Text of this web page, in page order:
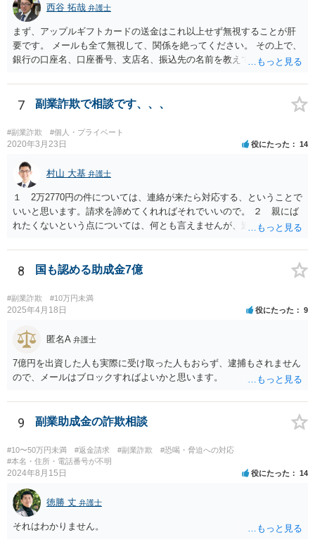
西谷 拓哉 弁護士
まず、アップルギフトカードの送金はこれ以上せず無視することが肝
要です。 メールも全て無視して、関係を絶ってください。 その上で、
銀行の口座名、口座番号、支店名、振込先の名前を教えてしまってい
はありません。 そのため、現時点でとくに、詳細不明の入金がないこ
となどが確認できるのであれば、念のため、相手に教えてしまった口
座については、 銀行で口座の解約処理をすることをお勧め致します。
7 副業詐欺で相談です、、、
#副業詐欺 #個人・プライベート
2020年3月23日 役にたった 14
村山 大基 弁護士
１ 2万2770円の件については、連絡が来たら対応する、ということで
いいと思います。請求を諦めてくれればそれでいいので。 ２ 親にば
れたくないという点については、何とも言えませんが、連絡を止めた
で、訴訟まではしなくとも、はがきくらいは来るかもしれません。し
かし、支払ったとしても連絡が止まる保証もないからです。可能性と
して、似たような連絡をたくさんの人に送っていると思われ、支払う
と「この人は支払う人だ」と思われていけるところまで絞られるよう
に思うからです。
8 国も認める助成金7億
#副業詐欺 #10万円未満
2025年4月18日 役にたった 9
匿名A 弁護士
7億円を出資した人も実際に受け取った人もおらず、逮捕もされません
ので、メールはブロックすればよいかと思います。
9 副業助成金の詐欺相談
#10〜50万円未満 #返金請求 #副業詐欺
#恐喝・脅迫への対応
#本名・住所・電話番号が不明
2024年8月15日 役にたった 14
徳勝 丈 弁護士
それはわかりません。